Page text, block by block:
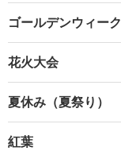
ゴールデンウィーク
花火大会
夏休み（夏祭り）
紅葉